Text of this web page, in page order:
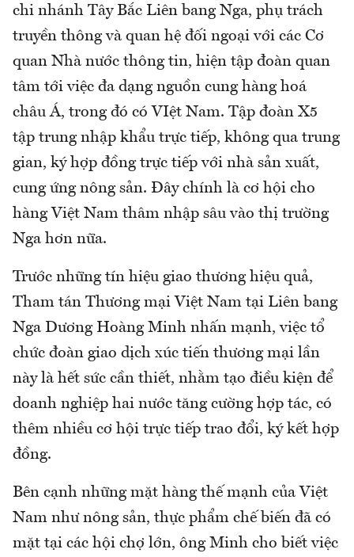
chi nhánh Tây Bắc Liên bang Nga, phụ trách
truyền thông và quan hệ đối ngoại với các Cơ
quan Nhà nước thông tin, hiện tập đoàn quan
tâm tới việc đa dạng nguồn cung hàng hoá
châu Á, trong đó có VIệt Nam. Tập đoàn X5
tập trung nhập khẩu trực tiếp, không qua trung
gian, ký hợp đồng trực tiếp với nhà sản xuất,
cung ứng nông sản. Đây chính là cơ hội cho
hàng Việt Nam thâm nhập sâu vào thị trường
Nga hơn nữa.
Trước những tín hiệu giao thương hiệu quả,
Tham tán Thương mại Việt Nam tại Liên bang
Nga Dương Hoàng Minh nhấn mạnh, việc tổ
chức đoàn giao dịch xúc tiến thương mại lần
này là hết sức cần thiết, nhằm tạo điều kiện để
doanh nghiệp hai nước tăng cường hợp tác, có
thêm nhiều cơ hội trực tiếp trao đổi, ký kết hợp
đồng.
Bên cạnh những mặt hàng thế mạnh của Việt
Nam như nông sản, thực phẩm chế biến đã có
mặt tại các hội chợ lớn, ông Minh cho biết việc